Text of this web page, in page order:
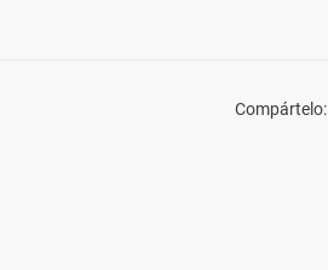
Compártelo: